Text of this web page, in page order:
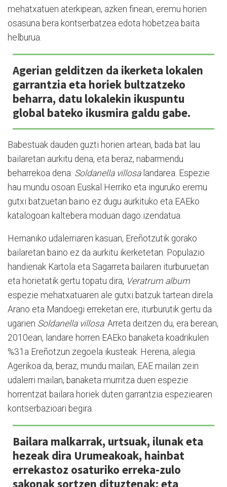
mehatxatuen aterkipean, azken finean, eremu horien
osasuna bera kontserbatzea edota hobetzea baita
helburua.
Agerian gelditzen da ikerketa lokalen
garrantzia eta horiek bultzatzeko
beharra, datu lokalekin ikuspuntu
global bateko ikusmira galdu gabe.
Babestuak dauden guzti horien artean, bada bat lau
bailaretan aurkitu dena, eta beraz, nabarmendu
beharrekoa dena: Soldanella villosalandarea. Espezie
hau mundu osoan Euskal Herriko eta inguruko eremu
gutxi batzuetan baino ez dugu aurkituko eta EAEko
katalogoan kaltebera moduan dago izendatua.
Hernaniko udalerriaren kasuan, Ereñotzutik gorako
bailaretan baino ez da aurkitu ikerketetan. Populazio
handienak Kartola eta Sagarreta bailaren iturburuetan
eta horietatik gertu topatu dira, Veratrum album
espezie mehatxatuaren ale gutxi batzuk tartean direla.
Arano eta Mandoegi erreketan ere, iturburutik gertu da
ugarien Soldanella villosa. Arreta deitzen du, era berean,
2010ean, landare horren EAEko banaketa koadrikulen
%31a Ereñotzun zegoela ikusteak. Herena, alegia.
Agerikoa da, beraz, mundu mailan, EAE mailan zein
udalerri mailan, banaketa murritza duen espezie
horrentzat bailara horiek duten garrantzia espeziearen
kontserbazioari begira.
Bailara malkarrak, urtsuak, ilunak eta
hezeak dira Urumeakoak, hainbat
errekastoz osaturiko erreka-zulo
sakonak sortzen dituztenak; eta